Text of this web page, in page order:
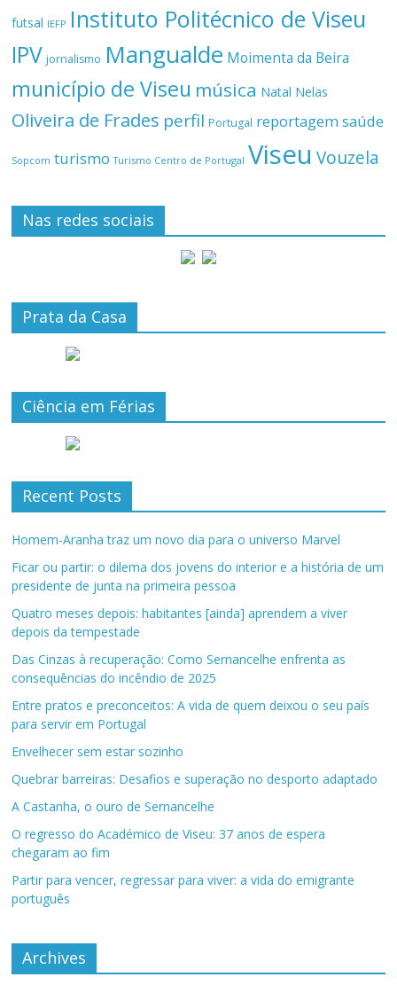
futsal IEFP Instituto Politécnico de Viseu
IPV jornalismo Mangualde Moimenta da Beira
município de Viseu música Natal Nelas
Oliveira de Frades perfil Portugal reportagemsaúde
Sopcom turismo Turismo Centro de Portugal Viseu Vouzela
Nas redes sociais
Prata da Casa
Ciência em Férias
Recent Posts
Homem-Aranha traz um novo dia para o universo Marvel
Ficar ou partir: o dilema dos jovens do interior e a história de um
presidente de junta na primeira pessoa
Quatro meses depois: habitantes [ainda] aprendem a viver
depois da tempestade
Das Cinzas à recuperação: Como Sernancelhe enfrenta as
consequências do incêndio de 2025
Entre pratos e preconceitos: A vida de quem deixou o seu país
para servir em Portugal
Envelhecer sem estar sozinho
Quebrar barreiras: Desafios e superação no desporto adaptado
A Castanha, o ouro de Sernancelhe
O regresso do Académico de Viseu: 37 anos de espera
chegaram ao fim
Partir para vencer, regressar para viver: a vida do emigrante
português
Archives